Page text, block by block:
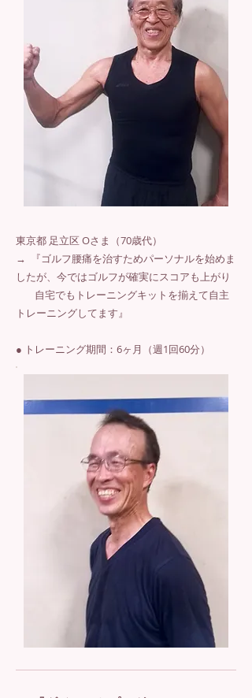
東京都 足立区 Oさま（70歳代）
→ 『ゴルフ腰痛を治すためパーソナルを始めま
したが、今ではゴルフが確実にスコアも上がり
自宅でもトレーニングキットを揃えて自主
トレーニングしてます』
● トレーニング期間：6ヶ月（週1回60分）